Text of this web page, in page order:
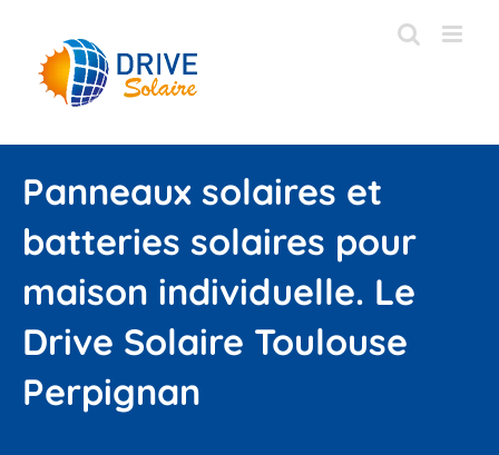
contenu
Panneaux solaires et
batteries solaires pour
maison individuelle. Le
Drive Solaire Toulouse
Perpignan